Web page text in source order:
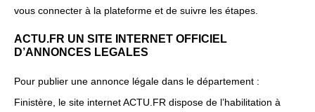
vous connecter à la plateforme et de suivre les étapes.
ACTU.FR UN SITE INTERNET OFFICIEL
D’ANNONCES LEGALES
Pour publier une annonce légale dans le département :
Finistère, le site internet ACTU.FR dispose de l’habilitation à